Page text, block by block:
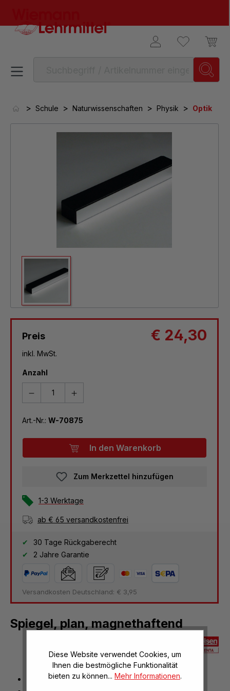
> Schule > Naturwissenschaften > Physik > Optik
Preis € 24,30
inkl. MwSt.
Anzahl
Art.-Nr.: W-70875
In den Warenkorb
Zum Merkzettel hinzufügen
1-3 Werktage
ab € 65 versandkostenfrei
30 Tage Rückgaberecht
2 Jahre Garantie
Versandkosten Deutschland: € 3,95
Spiegel, plan, magnethaftend
Holzblock
Diese Website verwendet Cookies, um
Ihnen die bestmögliche Funktionalität
bieten zu können... Mehr Informationen.